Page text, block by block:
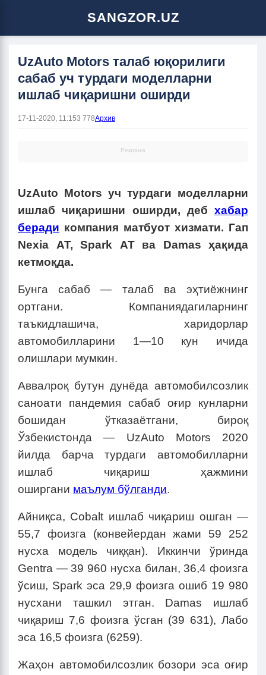
SANGZOR.UZ
UzAuto Motors талаб юқорилиги
сабаб уч турдаги моделларни
ишлаб чиқаришни оширди
17-11-2020, 11:153 778Архив
Реклама
UzAuto Motors уч турдаги моделларни
ишлаб чиқаришни оширди, деб хабар
беради компания матбуот хизмати. Гап
Nexia АТ, Spark АТ ва Damas ҳақида
кетмоқда.
Бунга сабаб — талаб ва эҳтиёжнинг
ортгани. Компаниядагиларнинг
таъкидлашича, харидорлар
автомобилларини 1—10 кун ичида
олишлари мумкин.
Аввалроқ бутун дунёда автомобилсозлик
саноати пандемия сабаб оғир кунларни
бошидан ўтказаётгани, бироқ
Ўзбекистонда — UzAuto Motors 2020
йилда барча турдаги автомобилларни
ишлаб чиқариш ҳажмини
оширгани маълум бўлганди.
Айниқса, Cobalt ишлаб чиқариш ошган —
55,7 фоизга (конвейердан жами 59 252
нусха модель чиққан). Иккинчи ўринда
Gentra — 39 960 нусха билан, 36,4 фоизга
ўсиш, Spark эса 29,9 фоизга ошиб 19 980
нусхани ташкил этган. Damas ишлаб
чиқариш 7,6 фоизга ўсган (39 631), Лабо
эса 16,5 фоизга (6259).
Жаҳон автомобилсозлик бозори эса оғир